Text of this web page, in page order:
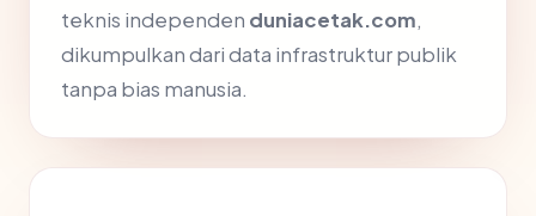
teknis independen duniacetak.com,
dikumpulkan dari data infrastruktur publik
tanpa bias manusia.